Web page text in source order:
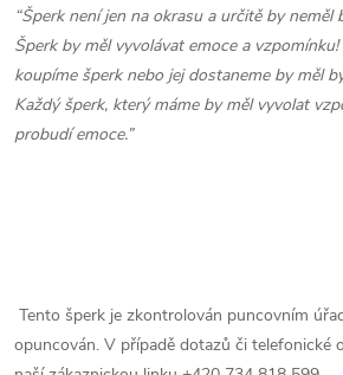
“Šperk není jen na okrasu a určitě by
Šperk by měl vyvolávat emoce a
koupíme šperk nebo jej dostaneme by měl
Každý šperk, který máme by měl vyvolat
probudí emoce.”
Tento šperk je zkontrolován puncovním
opuncován. V případě dotazů či telefonické